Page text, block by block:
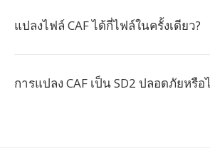
แปลงไฟล์ CAF ได้กี่ไฟล์ในครั้งเดียว?
การแปลง CAF เป็น SD2 ปลอดภัยหรือ